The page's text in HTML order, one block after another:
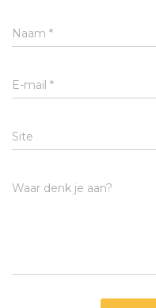
Naam *
E-mail *
Site
Waar denk je aan?